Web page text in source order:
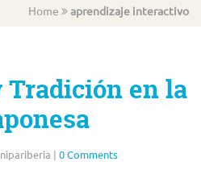
Home aprendizaje interactivo
Tradición en la
| 0 Comments